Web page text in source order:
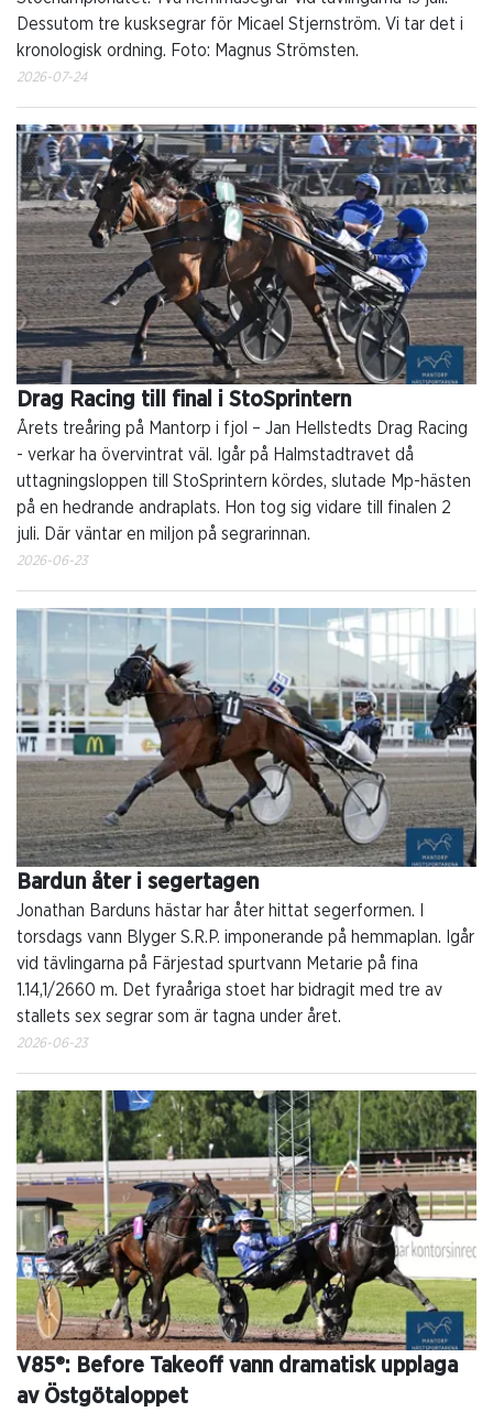
Dessutom tre kusksegrar för Micael Stjernström. Vi tar det i
kronologisk ordning. Foto: Magnus Strömsten.
2026-07-24
Drag Racing till final i StoSprintern
Årets treåring på Mantorp i fjol – Jan Hellstedts Drag Racing
- verkar ha övervintrat väl. Igår på Halmstadtravet då
uttagningsloppen till StoSprintern kördes, slutade Mp-hästen
på en hedrande andraplats. Hon tog sig vidare till finalen 2
juli. Där väntar en miljon på segrarinnan.
2026-06-23
Bardun åter i segertagen
Jonathan Barduns hästar har åter hittat segerformen. I
torsdags vann Blyger S.R.P. imponerande på hemmaplan. Igår
vid tävlingarna på Färjestad spurtvann Metarie på fina
1.14,1/2660 m. Det fyraåriga stoet har bidragit med tre av
stallets sex segrar som är tagna under året.
2026-06-23
V85®: Before Takeoff vann dramatisk upplaga
av Östgötaloppet